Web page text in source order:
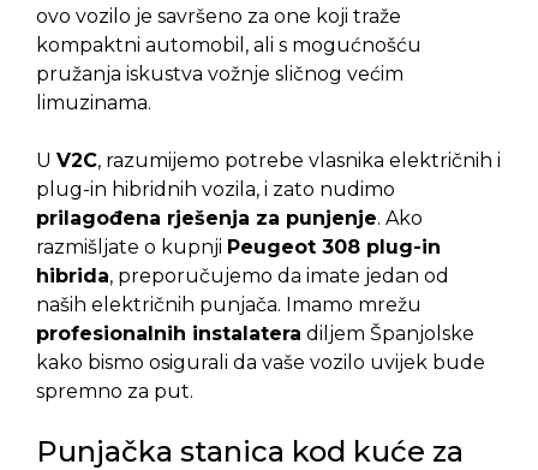
ovo vozilo je savršeno za one koji traže
kompaktni automobil, ali s mogućnošću
pružanja iskustva vožnje sličnog većim
limuzinama.
U V2C, razumijemo potrebe vlasnika električnih i
plug-in hibridnih vozila, i zato nudimo
prilagođena rješenja za punjenje. Ako
razmišljate o kupnji Peugeot 308 plug-in
hibrida, preporučujemo da imate jedan od
naših električnih punjača. Imamo mrežu
profesionalnih instalatera diljem Španjolske
kako bismo osigurali da vaše vozilo uvijek bude
spremno za put.
Punjačka stanica kod kuće za